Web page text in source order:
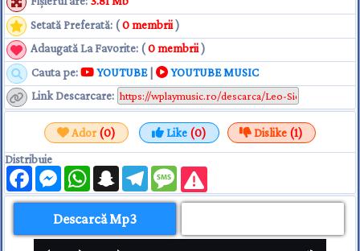
Setată Preferată: (0 membrii )
Adaugată La Favorite: (0 membrii )
Cauta pe:
YOUTUBE|
YOUTUBE MUSIC
Link Descarcare:
Ador(0) Like (0) Dislike (1)
Distribuie
FacebookMessengerWhatsAppSnapchatTelegramMessage
Descarcă Mp3